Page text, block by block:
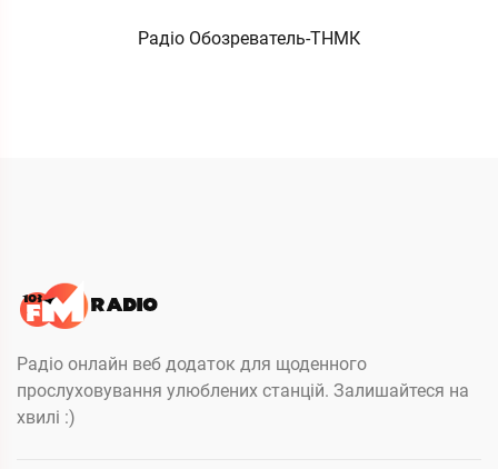
Радіо Обозреватель-ТНМК
Радіо онлайн веб додаток для щоденного
прослуховування улюблених станцій. Залишайтеся на
хвилі :)